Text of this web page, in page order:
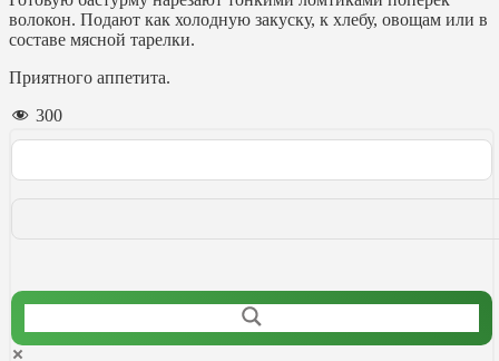
волокон. Подают как холодную закуску, к хлебу, овощам или в
составе мясной тарелки.
Приятного аппетита.
300